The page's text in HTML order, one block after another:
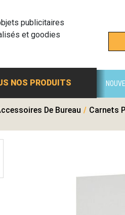
NOS PRODUITS
De Bureau / Carnets